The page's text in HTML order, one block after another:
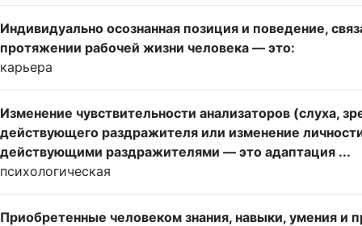
Индивидуально осознанная позиция и поведение,
протяжении рабочей жизни человека — это:
карьера
Изменение чувствительности анализаторов (слуха,
действующего раздражителя или изменение
действующими раздражителями — это адаптация ...
психологическая
Приобретенные человеком знания, навыки, умения и